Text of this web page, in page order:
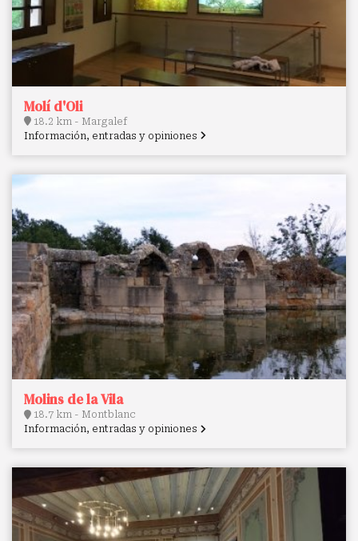
Molí d'Oli
18.2 km - Margalef
Información, entradas y opiniones
Molins de la Vila
18.7 km - Montblanc
Información, entradas y opiniones